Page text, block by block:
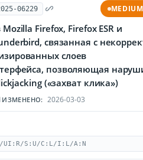
06229 MEDIUM
Firefox, Firefox ESR и
связанная с
слоев
позволяющая
(«захват клика»)
ИЗМЕНЕНО: 2026-03-03
UI:R/S:U/C:L/I:L/A:N